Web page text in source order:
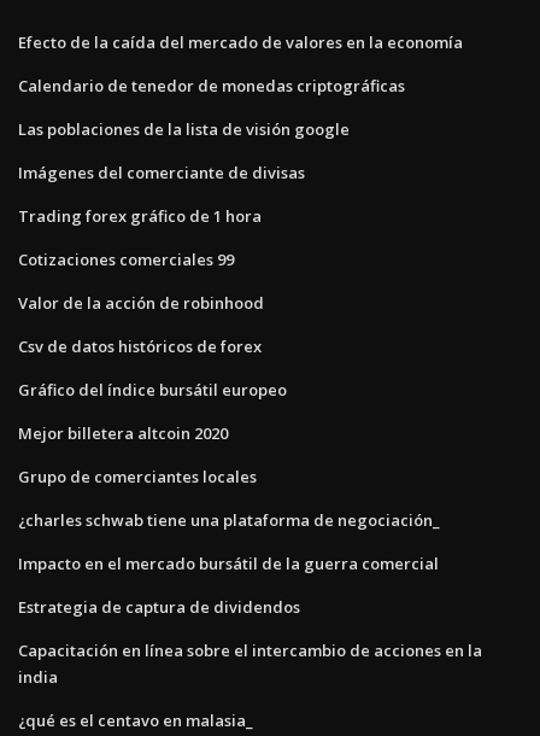
Efecto de la caída del mercado de valores en la economía
Calendario de tenedor de monedas criptográficas
Las poblaciones de la lista de visión google
Imágenes del comerciante de divisas
Trading forex gráfico de 1 hora
Cotizaciones comerciales 99
Valor de la acción de robinhood
Csv de datos históricos de forex
Gráfico del índice bursátil europeo
Mejor billetera altcoin 2020
Grupo de comerciantes locales
¿charles schwab tiene una plataforma de negociación_
Impacto en el mercado bursátil de la guerra comercial
Estrategia de captura de dividendos
Capacitación en línea sobre el intercambio de acciones en la
india
¿qué es el centavo en malasia_